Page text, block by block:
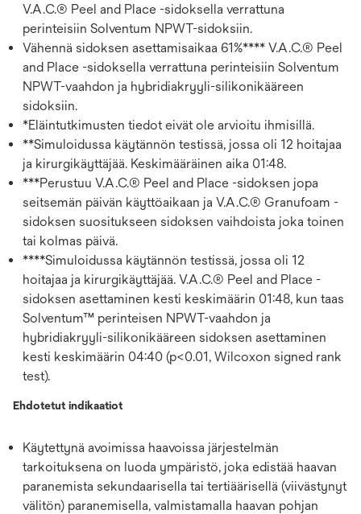
V.A.C.® Peel and Place -sidoksella verrattuna
perinteisiin Solventum NPWT-sidoksiin.
Vähennä sidoksen asettamisaikaa 61%**** V.A.C.® Peel
and Place -sidoksella verrattuna perinteisiin Solventum
NPWT-vaahdon ja hybridiakryyli-silikonikääreen
sidoksiin.
*Eläintutkimusten tiedot eivät ole arvioitu ihmisillä.
**Simuloidussa käytännön testissä, jossa oli 12 hoitajaa
ja kirurgikäyttäjää. Keskimääräinen aika 01:48.
***Perustuu V.A.C.® Peel and Place -sidoksen jopa
seitsemän päivän käyttöaikaan ja V.A.C.® Granufoam -
sidoksen suositukseen sidoksen vaihdoista joka toinen
tai kolmas päivä.
****Simuloidussa käytännön testissä, jossa oli 12
hoitajaa ja kirurgikäyttäjää. V.A.C.® Peel and Place -
sidoksen asettaminen kesti keskimäärin 01:48, kun taas
Solventum™ perinteisen NPWT-vaahdon ja
hybridiakryyli-silikonikääreen sidoksen asettaminen
kesti keskimäärin 04:40 (p<0.01, Wilcoxon signed rank
test).
Ehdotetut indikaatiot
Käytettynä avoimissa haavoissa järjestelmän
tarkoituksena on luoda ympäristö, joka edistää haavan
paranemista sekundaarisella tai tertiäärisellä (viivästynyt
välitön) paranemisella, valmistamalla haavan pohjan